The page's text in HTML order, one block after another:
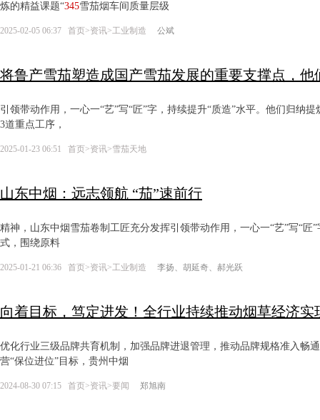
炼的精益课题“345雪茄烟车间质量层级
2025-02-05 06:37 首页>资讯>工业制造 公斌
将鲁产雪茄塑造成国产雪茄发展的重要支撑点，他
引领带动作用，一心一“艺”写“匠”字，持续提升“质造”水平。他们归纳提
3道重点工序，
2025-01-23 06:51 首页>资讯>雪茄天地
山东中烟：远志领航 “茄”速前行
精神，山东中烟雪茄卷制工匠充分发挥引领带动作用，一心一“艺”写“匠
式，围绕原料
2025-01-21 06:36 首页>资讯>工业制造 李扬、胡延奇、郝光跃
向着目标，笃定进发！全行业持续推动烟草经济
优化行业三级品牌共育机制，加强品牌进退管理，推动品牌规格准入畅
营“保位进位”目标，贵州中烟
2024-08-30 07:15 首页>资讯>要闻 郑旭南